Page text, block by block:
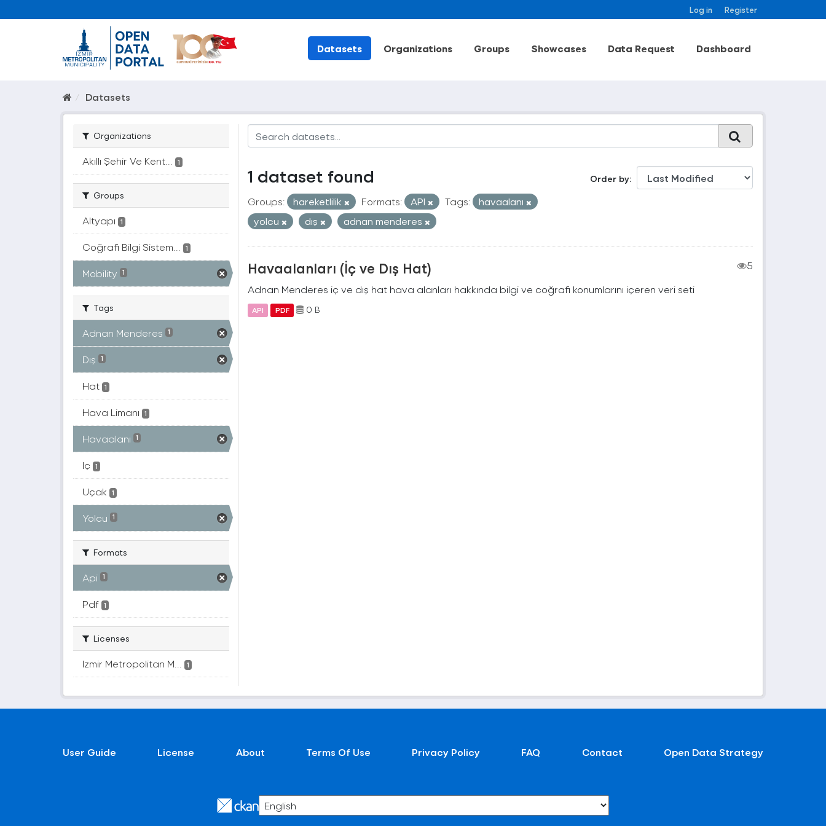
Log in Register
Datasets Organizations Groups Showcases Data Request Dashboard
Datasets
Organizations
Akıllı Şehir Ve Kent... 1
Groups
Altyapı 1
Coğrafi Bilgi Sistem... 1
Mobility 1
Tags
Adnan Menderes 1
Dış 1
Hat 1
Hava Limanı 1
Havaalanı 1
Iç 1
Uçak 1
Yolcu 1
Formats
Api 1
Pdf 1
Licenses
Izmir Metropolitan M... 1
Order by
1 dataset found
Groups: hareketlilik Formats: API Tags:
havaalanı
yolcu
dış adnan menderes
Havaalanları (İç ve Dış Hat)
5
Adnan Menderes iç ve dış hat hava alanları hakkında bilgi ve coğrafi konumlarını içeren veri seti
API PDF 0 B
User Guide License About Terms Of Use Privacy Policy FAQ Contact Open Data Strategy